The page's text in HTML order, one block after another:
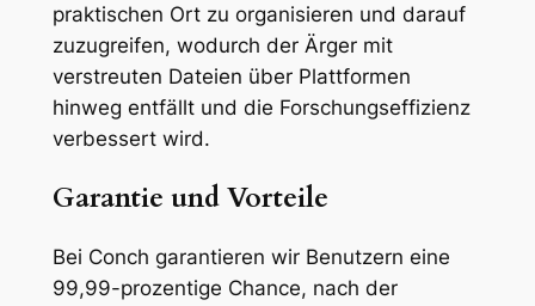
praktischen Ort zu organisieren und darauf
zuzugreifen, wodurch der Ärger mit
verstreuten Dateien über Plattformen
hinweg entfällt und die Forschungseffizienz
verbessert wird.
Garantie und Vorteile
Bei Conch garantieren wir Benutzern eine
99,99-prozentige Chance, nach der